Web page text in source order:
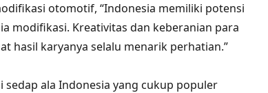
otomotif, “Indonesia memiliki potensi
modifikasi. Kreativitas dan keberanian para
hasil karyanya selalu menarik perhatian.”
sedap ala Indonesia yang cukup populer